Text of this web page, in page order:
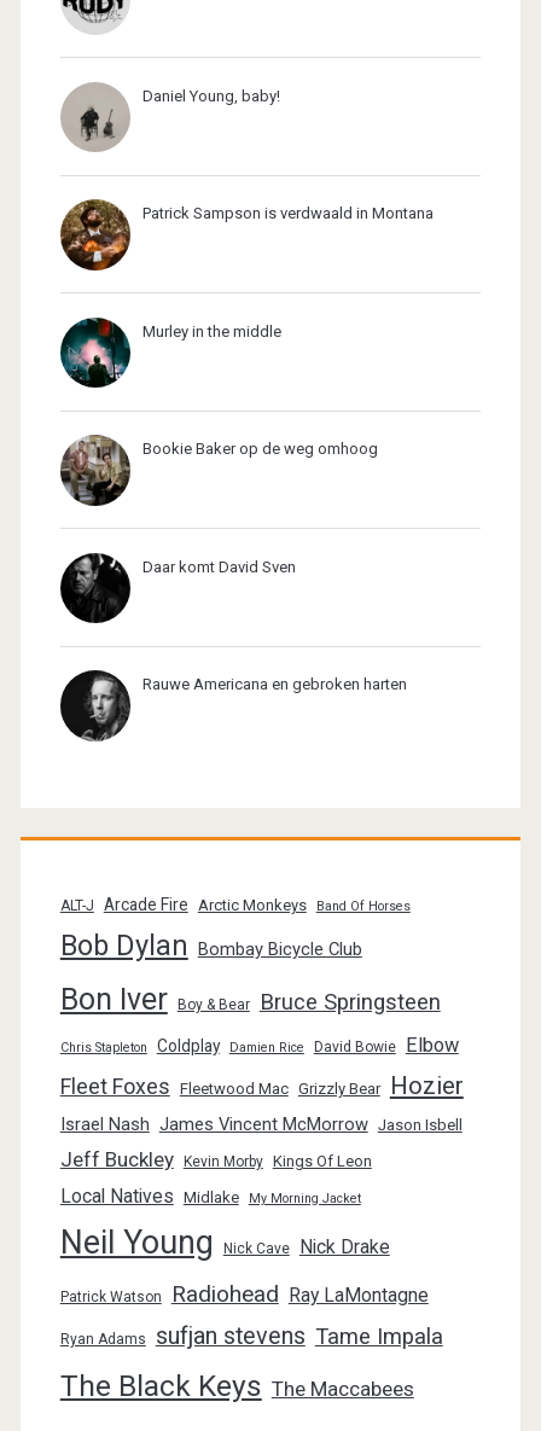
Daniel Young, baby!
Patrick Sampson is verdwaald in Montana
Murley in the middle
Bookie Baker op de weg omhoog
Daar komt David Sven
Rauwe Americana en gebroken harten
ALT-J Arcade Fire Arctic Monkeys Band Of Horses
Bob Dylan Bombay Bicycle Club
Bon Iver Boy & Bear Bruce Springsteen
Chris Stapleton Coldplay Damien Rice David Bowie Elbow
Fleet Foxes Fleetwood Mac Grizzly Bear Hozier
Israel Nash James Vincent McMorrow Jason Isbell
Jeff Buckley Kevin Morby Kings Of Leon
Local Natives Midlake My Morning Jacket
Neil Young Nick Cave Nick Drake
Patrick Watson Radiohead Ray LaMontagne
Ryan Adams sufjan stevens Tame Impala
The Black Keys The Maccabees